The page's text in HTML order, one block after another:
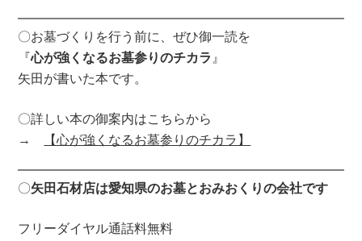
〇お墓づくりを行う前に、ぜひ御一読を
『心が強くなるお墓参りのチカラ 』
矢田が書いた本です。
〇詳しい本の御案内はこちらから
→
【心が強くなるお墓参りのチカラ】
〇矢田石材店は愛知県のお墓とおみおくりの会社です
フリーダイヤル通話料無料